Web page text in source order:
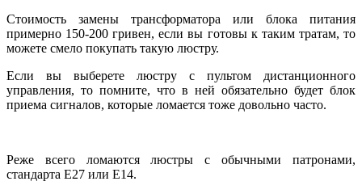
Стоимость замены трансформатора или блока питания
примерно 150-200 гривен, если вы готовы к таким тратам, то
можете смело покупать такую люстру.
Если вы выберете люстру с пультом дистанционного
управления, то помните, что в ней обязательно будет блок
приема сигналов, которые ломается тоже довольно часто.
Реже всего ломаются люстры с обычными патронами,
стандарта Е27 или Е14.